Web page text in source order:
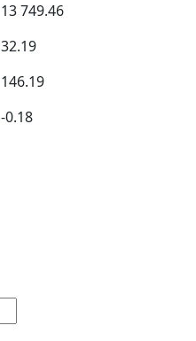
13 749.46
32.19
146.19
-0.18